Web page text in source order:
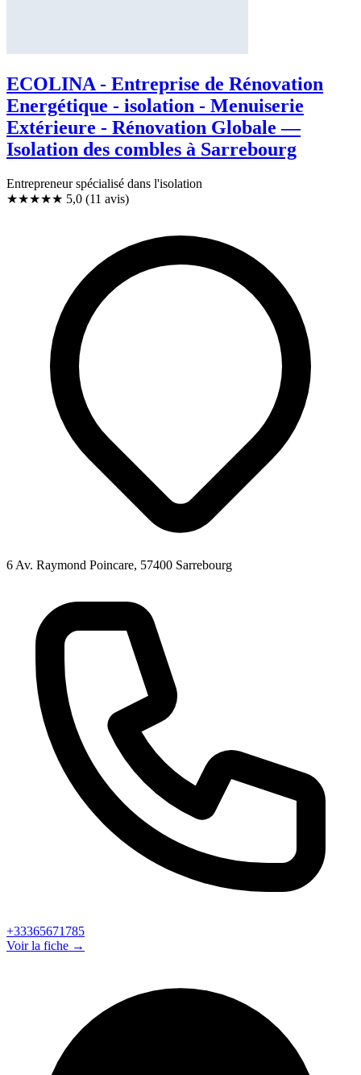
ECOLINA - Entreprise de Rénovation
Energétique - isolation - Menuiserie
Extérieure - Rénovation Globale —
Isolation des combles à Sarrebourg
Entrepreneur spécialisé dans l'isolation
★★★★★ 5,0 (11 avis)
6 Av. Raymond Poincare, 57400 Sarrebourg
+33365671785
Voir la fiche →